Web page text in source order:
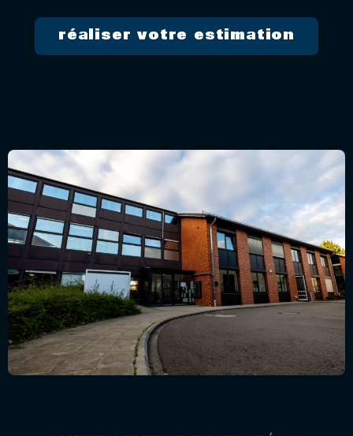
réaliser votre estimation